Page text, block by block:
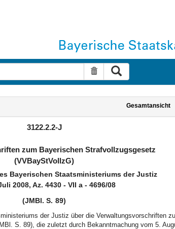
Suche zurücksetzen
Gesamtansicht
3122.2.2-J
zum Bayerischen Strafvollzugsgesetz
(VVBayStVollzG)
Bayerischen Staatsministeriums der Justiz
2008, Az. 4430 - VII a - 4696/08
(JMBl. S. 89)
der Justiz über die Verwaltungsvorschriften
S. 89), die zuletzt durch Bekanntmachung vom 5.